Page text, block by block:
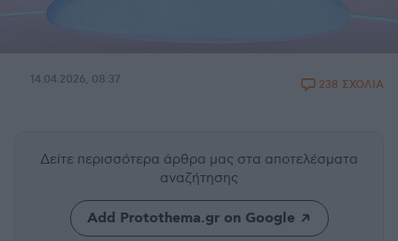
14.04.2026, 08:37 238 ΣΧΟΛΙΑ
Δείτε περισσότερα άρθρα μας στα αποτελέσματα
αναζήτησης
Add Protothema.gr on Google